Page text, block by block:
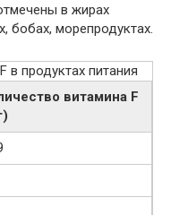
в жирах
бобах, морепродуктах.
в продуктах питания
витамина F